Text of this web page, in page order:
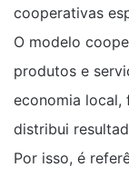
cooperativas
O modelo
produtos e
economia local,
distribui
Por isso, é